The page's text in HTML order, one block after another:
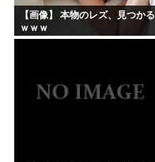
【画像】 本物のレズ、見つかる
ｗｗｗ